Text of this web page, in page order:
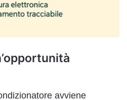
avviene